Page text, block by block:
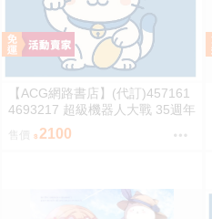
【ACG網路書店】(代訂)457161
4693217 超級機器人大戰 35週年
紀念 JAM Project 主題歌完整專
輯 通常盤
售價 2100